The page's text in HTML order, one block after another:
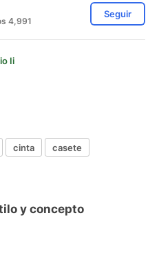
4,991
Seguir
Ii
cinta casete
y concepto